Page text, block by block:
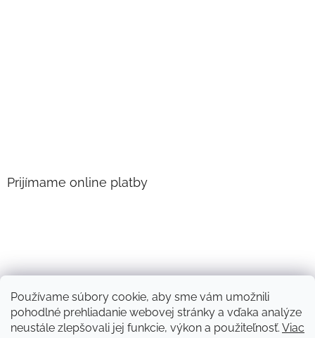
Používame súbory cookie, aby sme vám umožnili
pohodlné prehliadanie webovej stránky a vďaka analýze
neustále zlepšovali jej funkcie, výkon a použiteľnosť. Viac
Prijímame online platby